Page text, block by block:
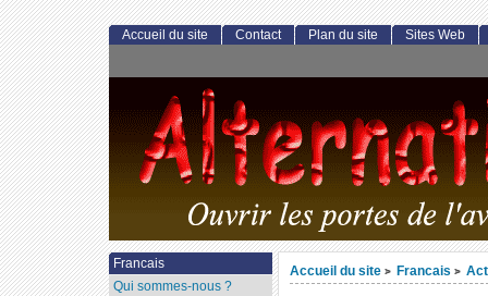
Accueil du site > Francais >
Accueil du site Contact Plan du site Sites Web
Francais
Qui sommes-nous ?